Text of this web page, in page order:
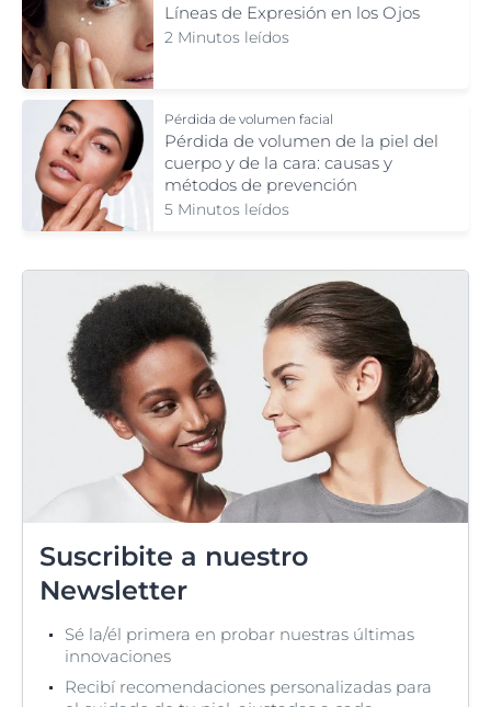
Líneas de Expresión en los Ojos
2 Minutos leídos
Pérdida de volumen facial
Pérdida de volumen de la piel del
cuerpo y de la cara: causas y
métodos de prevención
5 Minutos leídos
Suscribite a nuestro
Newsletter
Sé la/él primera en probar nuestras últimas
innovaciones
Recibí recomendaciones personalizadas para